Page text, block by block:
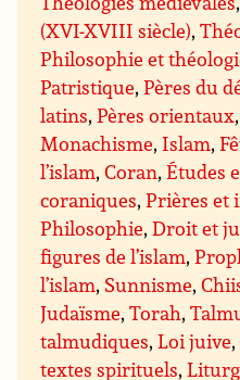
(XVI-XVIII siècle),
Philosophie et
Patristique,Pères du
latins,Pères orientaux
Monachisme, Islam,
l’islam,Coran,Études
coraniques,Prières et
Philosophie,Droit et
figures de l’islam,
l’islam, Sunnisme,
Judaïsme,Torah,
talmudiques,Loi juive,
textes spirituels,